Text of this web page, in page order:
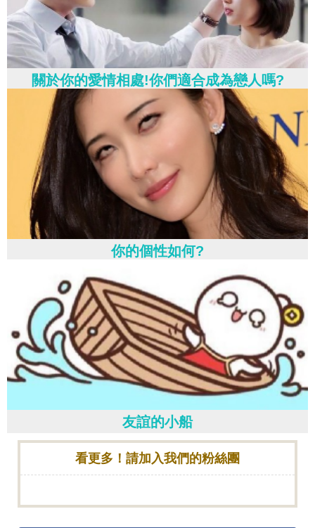
關於你的愛情相處!你們適合成為戀人嗎?
你的個性如何?
友誼的小船
看更多！請加入我們的粉絲團